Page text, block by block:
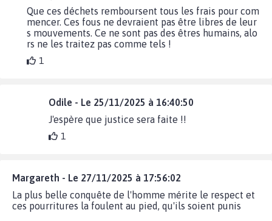
Que ces déchets remboursent tous les frais pour com
mencer. Ces fous ne devraient pas être libres de leur
s mouvements. Ce ne sont pas des êtres humains, alo
rs ne les traitez pas comme tels !
1
Odile - Le 25/11/2025 à 16:40:50
J'espère que justice sera faite !!
1
Margareth - Le 27/11/2025 à 17:56:02
La plus belle conquête de l'homme mérite le respect et
ces pourritures la foulent au pied, qu'ils soient punis